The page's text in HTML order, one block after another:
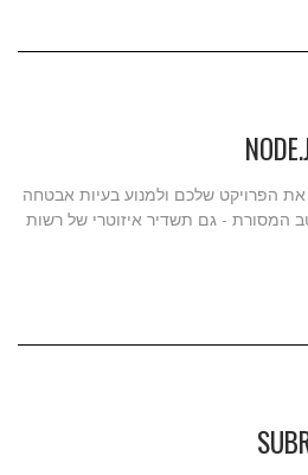
הפרויקט שלכם ולמנוע בעיות אבטחה
המסורת - גם תשדיר איזוטרי של רשות